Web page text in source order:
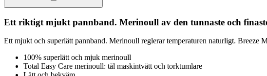
Ett riktigt mjukt pannband. Merinoull av den tunnaste och
Ett mjukt och superlätt pannband. Merinoull reglerar temperaturen naturligt. Breeze
100% superlätt och mjuk merinoull
Total Easy Care merinoull: tål maskintvätt och torktumlare